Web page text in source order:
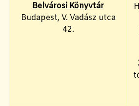
Belvárosi Könyvtár
Budapest, V. Vadász utca
42.
H